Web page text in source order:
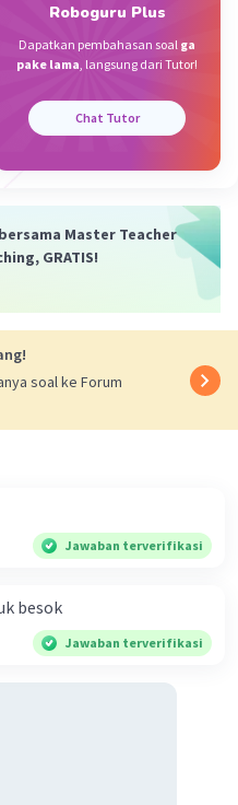
BalasRoboguru Plus
Dapatkan pembahasan soal ga
pake lama, langsung dari Tutor!
Chat Tutor
Master Teacher
GRATIS!
soal ke Forum
Jawaban terverifikasi
besok
Jawaban terverifikasi